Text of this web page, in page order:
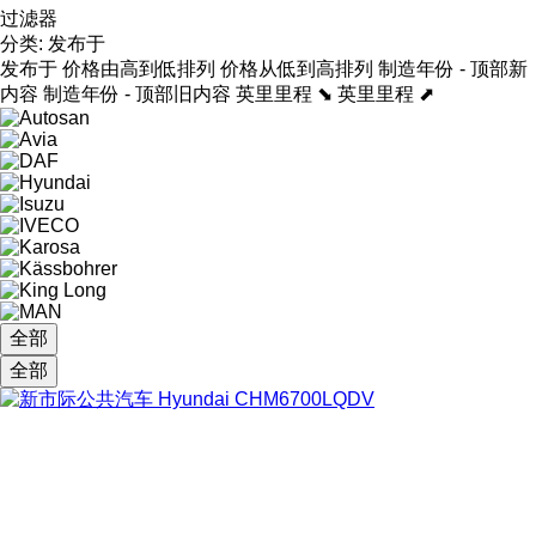
过滤器
分类: 发布于
发布于 价格由高到低排列 价格从低到高排列 制造年份 - 顶部新
内容 制造年份 - 顶部旧内容 英里里程 ⬊ 英里里程 ⬈
全部
全部